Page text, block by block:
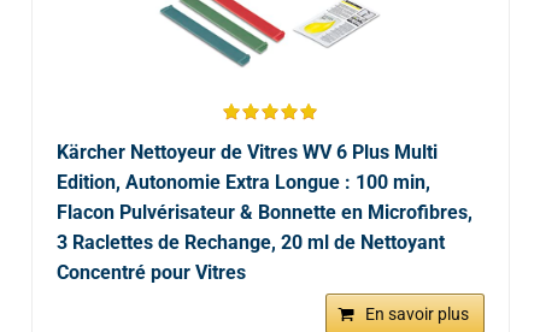
Kärcher Nettoyeur de Vitres WV 6 Plus Multi
Edition, Autonomie Extra Longue : 100 min,
Flacon Pulvérisateur & Bonnette en Microfibres,
3 Raclettes de Rechange, 20 ml de Nettoyant
Concentré pour Vitres
En savoir plus